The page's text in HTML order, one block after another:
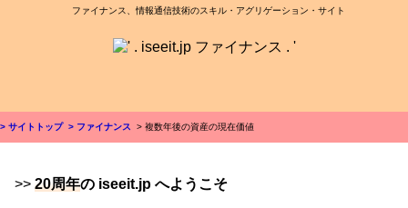
ファイナンス、情報通信技術のスキル・アグリゲーション・サイト
> サイトトップ > ファイナンス > 複数年後の資産の現在価値
>> 20周年の iseeit.jp へようこそ